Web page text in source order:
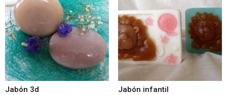
Jabón 3d Jabón infantil